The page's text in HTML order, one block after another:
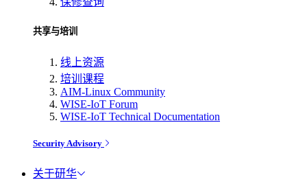
共享与培训
线上资源
培训课程
AIM-Linux Community
WISE-IoT Forum
WISE-IoT Technical Documentation
Security Advisory
关于研华